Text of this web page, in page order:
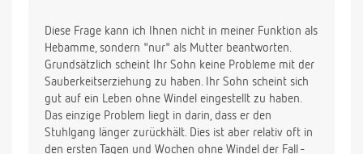
Diese Frage kann ich Ihnen nicht in meiner Funktion als
Hebamme, sondern "nur" als Mutter beantworten.
Grundsätzlich scheint Ihr Sohn keine Probleme mit der
Sauberkeitserziehung zu haben. Ihr Sohn scheint sich
gut auf ein Leben ohne Windel eingestellt zu haben.
Das einzige Problem liegt in darin, dass er den
Stuhlgang länger zurückhält. Dies ist aber relativ oft in
den ersten Tagen und Wochen ohne Windel der Fall -